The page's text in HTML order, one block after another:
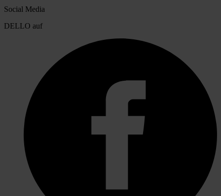
Social Media
DELLO auf